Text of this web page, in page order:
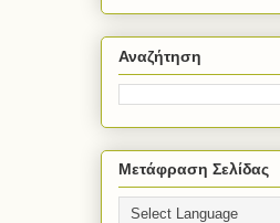
Αναζήτηση
Μετάφραση Σελίδας